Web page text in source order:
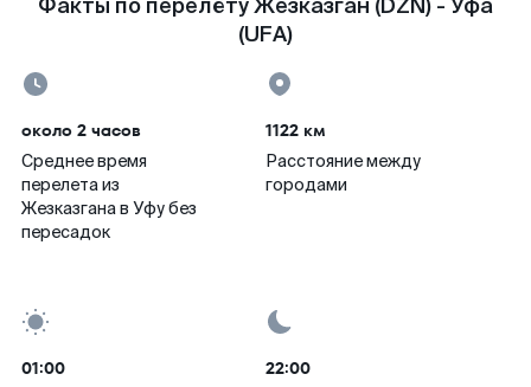
Факты по перелёту Жезказган (DZN) - Уфа
(UFA)
около 2 часов
Среднее время
перелета из
Жезказгана в Уфу без
пересадок
1122 км
Расстояние между
городами
01:00 22:00